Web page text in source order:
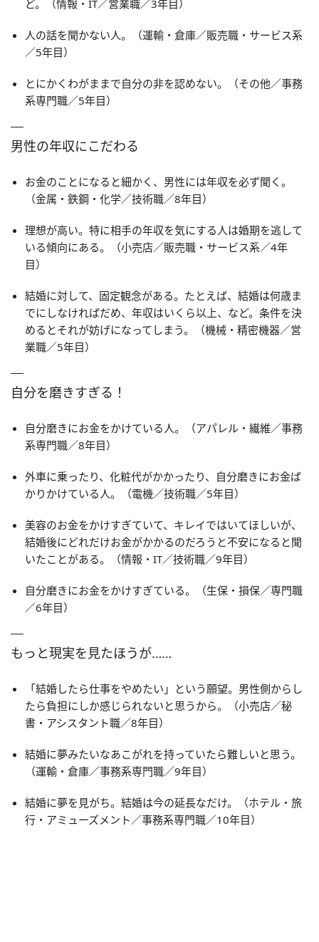
ど。（情報・IT／営業職／3年目）
人の話を聞かない人。（運輸・倉庫／販売職・サービス系
／5年目）
とにかくわがままで自分の非を認めない。（その他／事務
系専門職／5年目）
男性の年収にこだわる
お金のことになると細かく、男性には年収を必ず聞く。
（金属・鉄鋼・化学／技術職／8年目）
理想が高い。特に相手の年収を気にする人は婚期を逃して
いる傾向にある。（小売店／販売職・サービス系／4年
目）
結婚に対して、固定観念がある。たとえば、結婚は何歳ま
でにしなければだめ、年収はいくら以上、など。条件を決
めるとそれが妨げになってしまう。（機械・精密機器／営
業職／5年目）
自分を磨きすぎる！
自分磨きにお金をかけている人。（アパレル・繊維／事務
系専門職／8年目）
外車に乗ったり、化粧代がかかったり、自分磨きにお金ば
かりかけている人。（電機／技術職／5年目）
美容のお金をかけすぎていて、キレイではいてほしいが、
結婚後にどれだけお金がかかるのだろうと不安になると聞
いたことがある。（情報・IT／技術職／9年目）
自分磨きにお金をかけすぎている。（生保・損保／専門職
／6年目）
もっと現実を見たほうが……
「結婚したら仕事をやめたい」という願望。男性側からし
たら負担にしか感じられないと思うから。（小売店／秘
書・アシスタント職／8年目）
結婚に夢みたいなあこがれを持っていたら難しいと思う。
（運輸・倉庫／事務系専門職／9年目）
結婚に夢を見がち。結婚は今の延長なだけ。（ホテル・旅
行・アミューズメント／事務系専門職／10年目）